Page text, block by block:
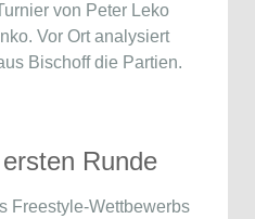
von Peter Leko
. Vor Ort analysiert
Bischoffdie Partien.
Runde
Freestyle-Wettbewerbs